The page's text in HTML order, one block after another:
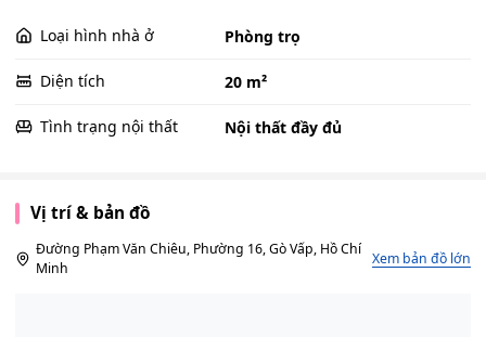
Loại hình nhà ở Phòng trọ
Diện tích 20 m²
Tình trạng nội thất Nội thất đầy đủ
Vị trí & bản đồ
Đường Phạm Văn Chiêu, Phường 16, Gò Vấp, Hồ Chí
Minh
Xem bản đồ lớn